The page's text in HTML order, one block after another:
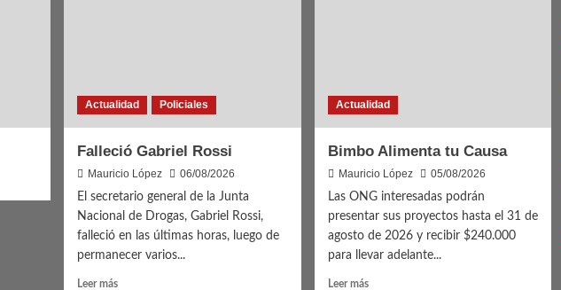
Actualidad Policiales
Falleció Gabriel Rossi
Mauricio López
06/08/2026
El secretario general de la Junta
Nacional de Drogas, Gabriel Rossi,
falleció en las últimas horas, luego de
permanecer varios...
Leer másLeer
Actualidad
Bimbo Alimenta tu Causa
Mauricio López
05/08/2026
Las ONG interesadas podrán
presentar sus proyectos hasta el 31 de
agosto de 2026 y recibir $240.000
para llevar adelante...
Leer másLeer